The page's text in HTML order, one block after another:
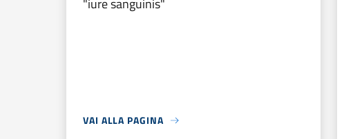
"iure sanguinis"
VAI ALLA PAGINA